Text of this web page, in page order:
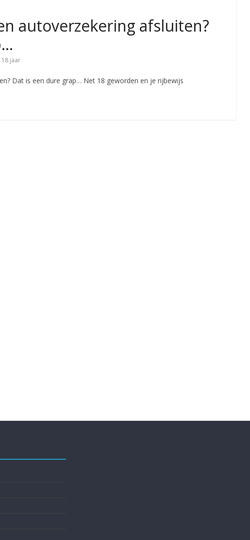
autoverzekering afsluiten?
jaar
Dat is een dure grap… Net 18 geworden en je rijbewijs